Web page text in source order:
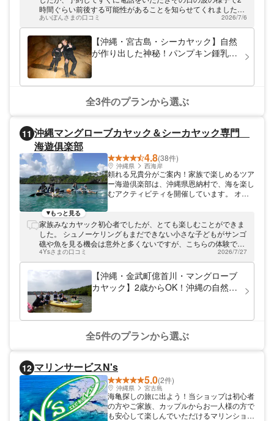
いので、高確率でウミガメと一緒に泳ぐこと
時間ぐらい前後する可能性があることを知らせてくれました。
前後に他のツアーを入れる場合はできる限り余裕をもったスケ
ジュールがいいかと思います。 カヌーの漕ぎ方も丁寧に教えて
くれ、海のカヌーは初めてでしたが洞窟まで辿り着くことがで
きました。 中はとても神秘的で、鍾乳洞についての説明も聞き
取りやすく勉強になりました。 4年生と6年生の男児と参加し
ましたが、子供達も楽しんでいて、宮古島のツアーで一番楽し
かったかも！と言っていました。 ありがとうございました。
あいぼんさまの口コミ 2026/7/6
【沖縄・宮古島・シーカヤック】自然
が作り出した神秘！パンプキン鍾乳洞
全3件のプランから選ぶ
11 沖縄マングローブカヤック＆シーカヤック専門
海遊俱楽部
4.8(38件)
沖縄県 西海岸
頼れる兄貴分がご案内！家族で楽しめるツア
ー海遊倶楽部は、沖縄県恩納村で、海を楽し
むアクティビティを開催しています。 オー
になってもらいたい」という思いでお店をオ
ープンしました。常にお客さまの近くに寄り
添うガイドを心がけております。 ツアーは
基本的に貸切＆少人数制です。初めての方や
お子様でも簡単に参加できるようにしており
ます。
もっと見る
家族みなカヤック初心者でしたが、とても楽しむことができま
した。 シュノーケリングもまだできない小さな子どもがサンゴ
礁や魚を見る機会は意外と多くないですが、こちらの体験では
十分に満喫できました。 またよろしくお願いいたします。
4Ysさまの口コミ 2026/7/27
【沖縄・金武町億首川・マングローブ
カヤック】2歳からOK！沖縄の自然を
全5件のプランから選ぶ
12 マリンサービスN's
5.0(2件)
沖縄県 宮古島
海亀探しの旅に出よう！当ショップは初心者
の方やご家族、カップルからお一人様の方で
も安心して楽しんでいただけるマリンショッ